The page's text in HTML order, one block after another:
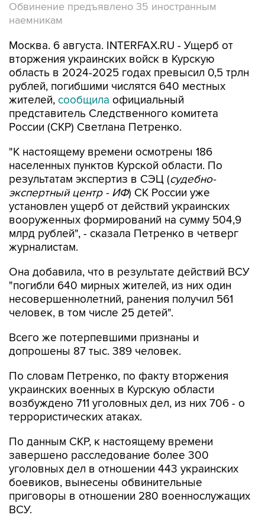
Обвинение предъявлено 35 иностранным
наемникам
Москва. 6 августа. INTERFAX.RU - Ущерб от
вторжения украинских войск в Курскую
область в 2024-2025 годах превысил 0,5 трлн
рублей, погибшими числятся 640 местных
жителей, сообщила официальный
представитель Следственного комитета
России (СКР) Светлана Петренко.
"К настоящему времени осмотрены 186
населенных пунктов Курской области. По
результатам экспертиз в СЭЦ (судебно-
экспертный центр - ИФ) СК России уже
установлен ущерб от действий украинских
вооруженных формирований на сумму 504,9
млрд рублей", - сказала Петренко в четверг
журналистам.
Она добавила, что в результате действий ВСУ
"погибли 640 мирных жителей, из них один
несовершеннолетний, ранения получил 561
человек, в том числе 25 детей".
Всего же потерпевшими признаны и
допрошены 87 тыс. 389 человек.
По словам Петренко, по факту вторжения
украинских военных в Курскую области
возбуждено 711 уголовных дел, из них 706 - о
террористических атаках.
По данным СКР, к настоящему времени
завершено расследование более 300
уголовных дел в отношении 443 украинских
боевиков, вынесены обвинительные
приговоры в отношении 280 военнослужащих
ВСУ.